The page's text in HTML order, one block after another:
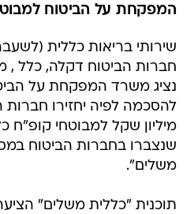
המפקחת על הביטוח
שירותי בריאות כללית
חברות הביטוח דקלה, כלל ,
נציג משרד המפקחת על
מיליון שקל למבוטחי קופ"ח
שנצברו בחברות הביטוח
משלים".
תוכנית "כללית משלים"